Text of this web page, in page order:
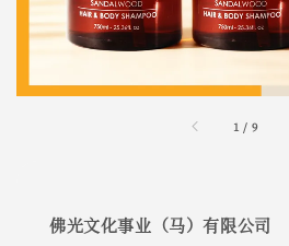
1 / 9
佛光文化事业（马）有限公司